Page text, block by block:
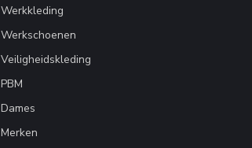
Werkkleding
Werkschoenen
Veiligheidskleding
PBM
Dames
Merken